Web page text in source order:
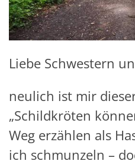
Liebe Schwestern
neulich ist mir
„Schildkröten
Weg erzählen als
ich schmunzeln –